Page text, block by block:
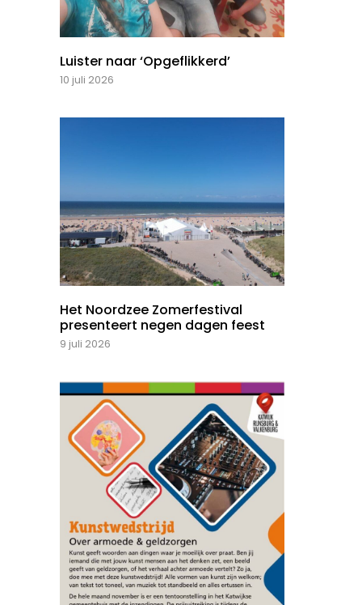
Luister naar ‘Opgeflikkerd’
10 juli 2026
Het Noordzee Zomerfestival
presenteert negen dagen feest
9 juli 2026